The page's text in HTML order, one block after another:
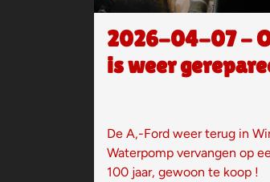
2026-04-07 -
is weer
De A,-Ford weer terug in
Waterpomp vervangen op
100 jaar, gewoon te koop !